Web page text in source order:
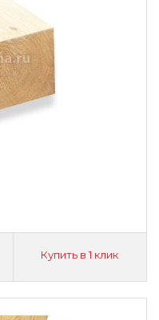
Купить в 1 клик